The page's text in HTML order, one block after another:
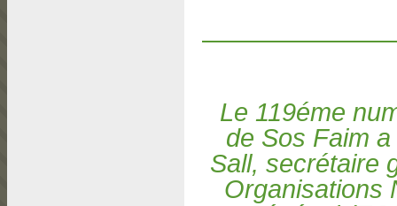
Le 119éme
de Sos Faim
Sall, secrétaire
Organisations